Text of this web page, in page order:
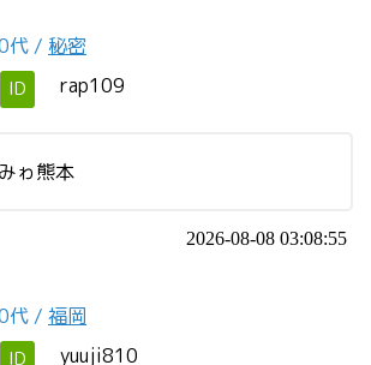
代 / 秘密
ID rap109
ゎ熊本
2026-08-08 03:08:55
代 / 福岡
ID yuuji810